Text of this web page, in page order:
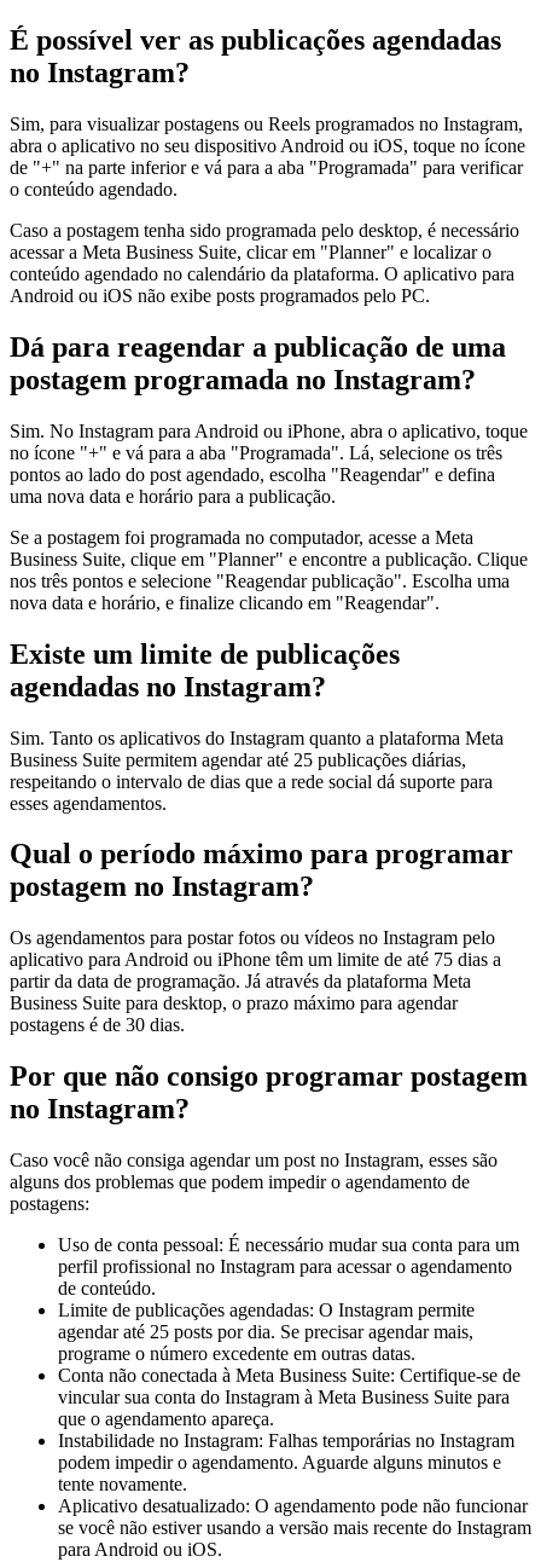
É possível ver as publicações agendadas
no Instagram?
Sim, para visualizar postagens ou Reels programados no Instagram,
abra o aplicativo no seu dispositivo Android ou iOS, toque no ícone
de "+" na parte inferior e vá para a aba "Programada" para verificar
o conteúdo agendado.
Caso a postagem tenha sido programada pelo desktop, é necessário
acessar a Meta Business Suite, clicar em "Planner" e localizar o
conteúdo agendado no calendário da plataforma. O aplicativo para
Android ou iOS não exibe posts programados pelo PC.
Dá para reagendar a publicação de uma
postagem programada no Instagram?
Sim. No Instagram para Android ou iPhone, abra o aplicativo, toque
no ícone "+" e vá para a aba "Programada". Lá, selecione os três
pontos ao lado do post agendado, escolha "Reagendar" e defina
uma nova data e horário para a publicação.
Se a postagem foi programada no computador, acesse a Meta
Business Suite, clique em "Planner" e encontre a publicação. Clique
nos três pontos e selecione "Reagendar publicação". Escolha uma
nova data e horário, e finalize clicando em "Reagendar".
Existe um limite de publicações
agendadas no Instagram?
Sim. Tanto os aplicativos do Instagram quanto a plataforma Meta
Business Suite permitem agendar até 25 publicações diárias,
respeitando o intervalo de dias que a rede social dá suporte para
esses agendamentos.
Qual o período máximo para programar
postagem no Instagram?
Os agendamentos para postar fotos ou vídeos no Instagram pelo
aplicativo para Android ou iPhone têm um limite de até 75 dias a
partir da data de programação. Já através da plataforma Meta
Business Suite para desktop, o prazo máximo para agendar
postagens é de 30 dias.
Por que não consigo programar postagem
no Instagram?
Caso você não consiga agendar um post no Instagram, esses são
alguns dos problemas que podem impedir o agendamento de
postagens:
Uso de conta pessoal: É necessário mudar sua conta para um
perfil profissional no Instagram para acessar o agendamento
de conteúdo.
Limite de publicações agendadas: O Instagram permite
agendar até 25 posts por dia. Se precisar agendar mais,
programe o número excedente em outras datas.
Conta não conectada à Meta Business Suite: Certifique-se de
vincular sua conta do Instagram à Meta Business Suite para
que o agendamento apareça.
Instabilidade no Instagram: Falhas temporárias no Instagram
podem impedir o agendamento. Aguarde alguns minutos e
tente novamente.
Aplicativo desatualizado: O agendamento pode não funcionar
se você não estiver usando a versão mais recente do Instagram
para Android ou iOS.